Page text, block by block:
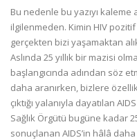
Bu nedenle bu yazıyı kaleme
ilgilenmeden. Kimin HIV
gerçekten bizi yaşamaktan
Aslında 25 yıllık bir mazisi
başlangıcında adından söz
daha aranırken, bizlere
çıktığı yalanıyla dayatılan
Sağlık Örgütü bugüne kadar
sonuçlanan AIDS’in hâlâ